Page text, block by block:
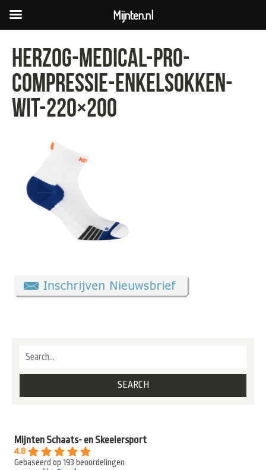
Herzog-Medical-PRO-
compressie-enkelsokken-
Wit-220×200
Mijnten Schaats- en Skeelersport
4.8
Gebaseerd op 193 beoordelingen
Mijnten.nl